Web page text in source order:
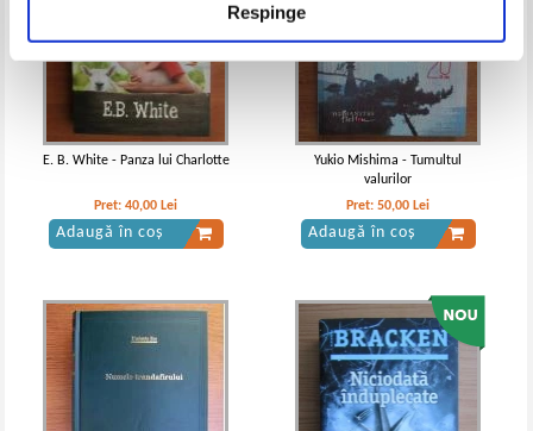
Respinge
E. B. White - Panza lui Charlotte
Pret:40,00 Lei
Adaugă în coș
Yukio Mishima - Tumultul
valurilor
Pret:50,00 Lei
Adaugă în coș